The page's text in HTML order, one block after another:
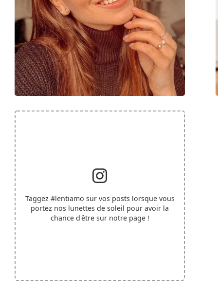
Taggez #lentiamo sur vos posts lorsque vous
portez nos lunettes de soleil pour avoir la
chance d'être sur notre page !